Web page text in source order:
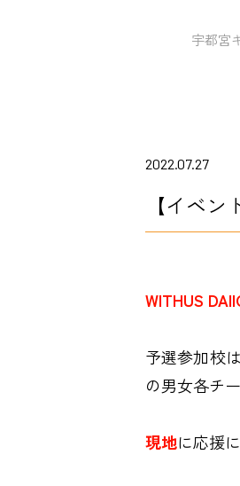
宇都宮
2022.07.27
【イベ
WITHUS
予選参加校は
の男女各チ
現地に応援